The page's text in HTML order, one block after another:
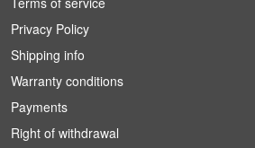
Privacy Policy
Shipping info
Warranty conditions
Payments
Right of withdrawal